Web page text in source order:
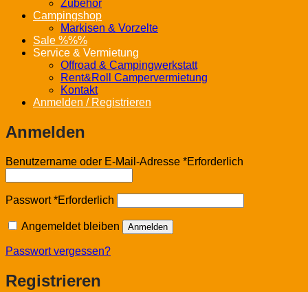
Zubehör
Campingshop
Markisen & Vorzelte
Sale %%%
Service & Vermietung
Offroad & Campingwerkstatt
Rent&Roll Campervermietung
Kontakt
Anmelden / Registrieren
Anmelden
Benutzername oder E-Mail-Adresse *Erforderlich
Passwort*Erforderlich
Angemeldet bleiben Anmelden
Passwort vergessen?
Registrieren